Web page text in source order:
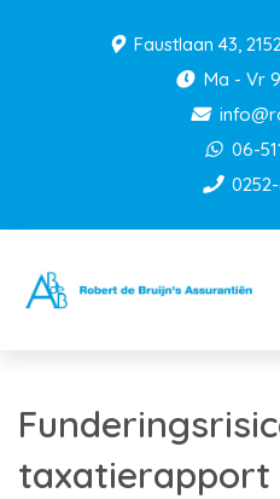
Faustlaan 43,
Ma - Vr
06-
taxatierapport